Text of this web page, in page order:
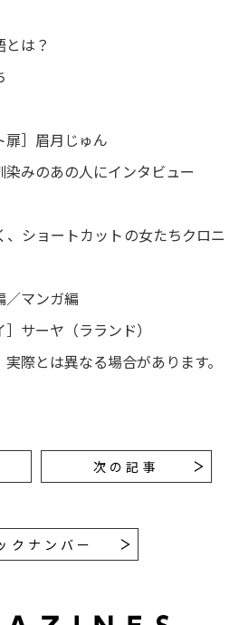
は？
］眉月じゅん
みのあの人にインタビュー
ショートカットの女たちクロニ
／マンガ編
サーヤ（ラランド）
際とは異なる場合があります。
次の記事
クナンバー